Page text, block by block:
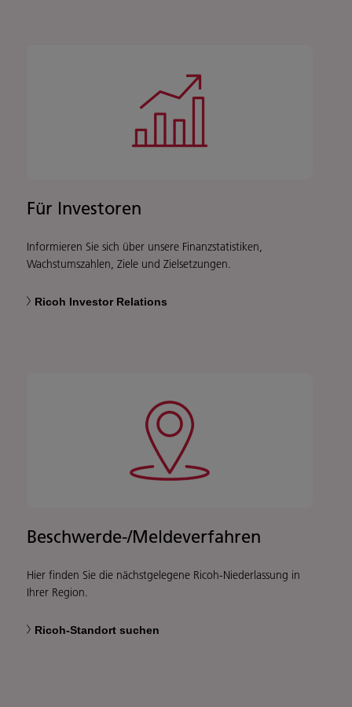
Für Investoren
Informieren Sie sich über unsere Finanzstatistiken,
Wachstumszahlen, Ziele und Zielsetzungen.
Ricoh Investor Relations
Beschwerde-/Meldeverfahren
Hier finden Sie die nächstgelegene Ricoh-Niederlassung in
Ihrer Region.
Ricoh-Standort suchen